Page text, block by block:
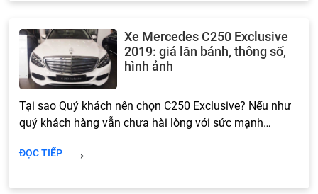
Xe Mercedes C250 Exclusive
2019: giá lăn bánh, thông số,
hình ảnh
Tại sao Quý khách nên chọn C250 Exclusive? Nếu như
quý khách hàng vẫn chưa hài lòng với sức mạnh…
ĐỌC TIẾP